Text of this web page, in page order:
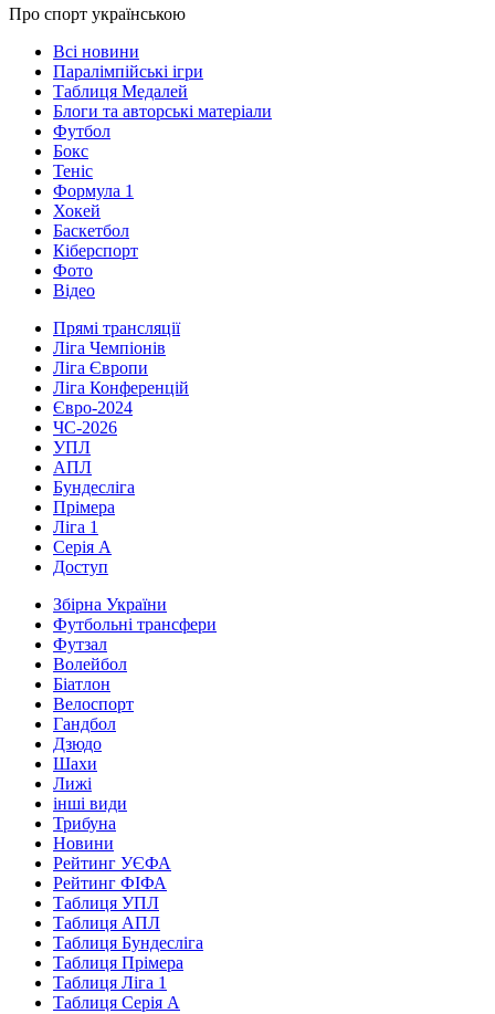
Про спорт українською
Всі новини
Паралімпійські ігри
Таблиця Медалей
Блоги та авторські матеріали
Футбол
Бокс
Теніс
Формула 1
Хокей
Баскетбол
Кіберспорт
Фото
Відео
Прямі трансляції
Ліга Чемпіонів
Ліга Європи
Ліга Конференцій
Євро-2024
ЧС-2026
УПЛ
АПЛ
Бундесліга
Прімера
Ліга 1
Серія А
Доступ
Збірна України
Футбольні трансфери
Футзал
Волейбол
Біатлон
Велоспорт
Гандбол
Дзюдо
Шахи
Лижі
інші види
Трибуна
Новини
Рейтинг УЄФА
Рейтинг ФІФА
Таблиця УПЛ
Таблиця АПЛ
Таблиця Бундесліга
Таблиця Прімера
Таблиця Ліга 1
Таблиця Серія А